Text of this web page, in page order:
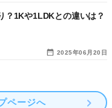
2025年06月20日
？1Kや1LDKとの違いは？
ページへ